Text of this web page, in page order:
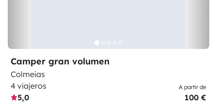
Camper gran volumen
Colmeias
4 viajeros
5,0
A partir de
100 €